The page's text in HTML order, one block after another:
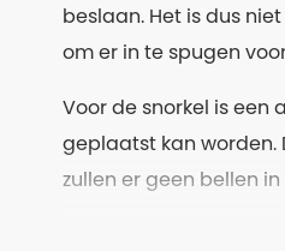
beslaan. Het is dus
om er in te spugen
Voor de snorkel is een
geplaatst kan
zullen er geen bellen